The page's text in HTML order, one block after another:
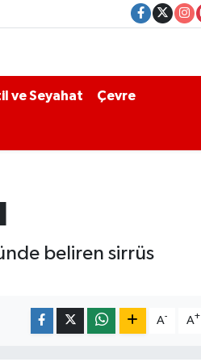
ve Seyahat Çevre
beliren sirrüs
A- A+